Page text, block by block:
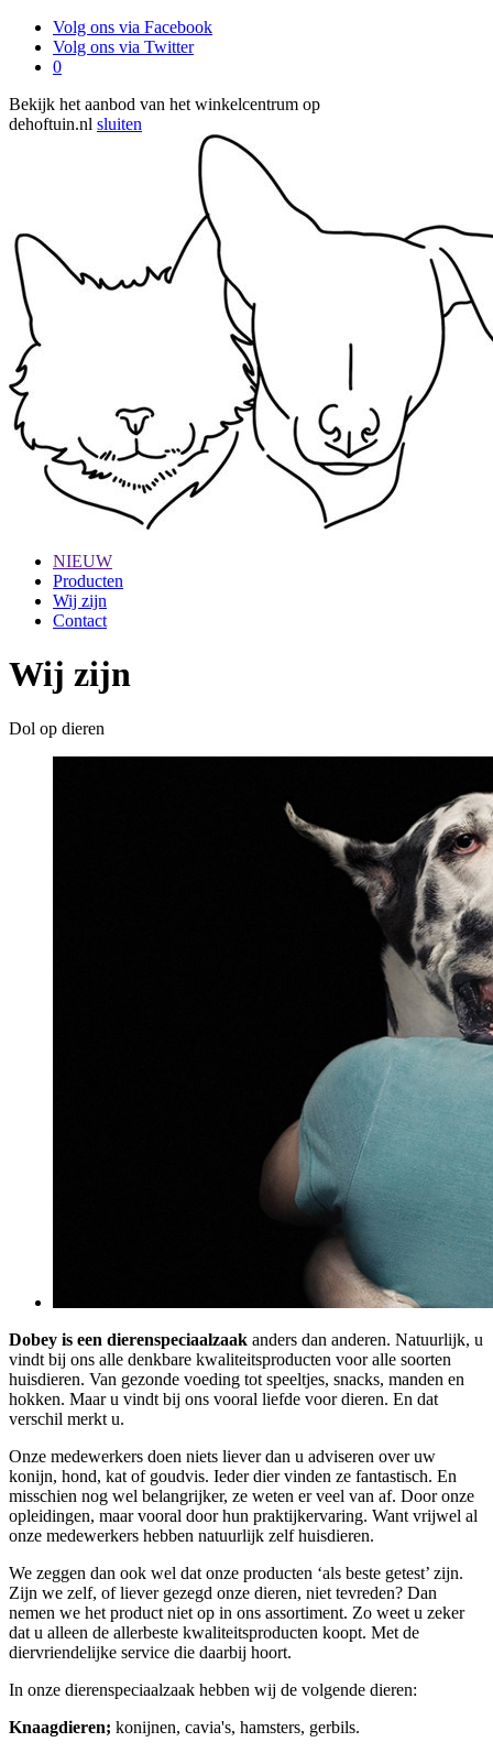
Volg ons via Facebook
Volg ons via Twitter
0
Bekijk het aanbod van het winkelcentrum op
dehoftuin.nl sluiten
NIEUW
Producten
Wij zijn
Contact
Wij zijn
Dol op dieren
Dobey is een dierenspeciaalzaak anders dan anderen. Natuurlijk, u
vindt bij ons alle denkbare kwaliteitsproducten voor alle soorten
huisdieren. Van gezonde voeding tot speeltjes, snacks, manden en
hokken. Maar u vindt bij ons vooral liefde voor dieren. En dat
verschil merkt u.
Onze medewerkers doen niets liever dan u adviseren over uw
konijn, hond, kat of goudvis. Ieder dier vinden ze fantastisch. En
misschien nog wel belangrijker, ze weten er veel van af. Door onze
opleidingen, maar vooral door hun praktijkervaring. Want vrijwel al
onze medewerkers hebben natuurlijk zelf huisdieren.
We zeggen dan ook wel dat onze producten ‘als beste getest’ zijn.
Zijn we zelf, of liever gezegd onze dieren, niet tevreden? Dan
nemen we het product niet op in ons assortiment. Zo weet u zeker
dat u alleen de allerbeste kwaliteitsproducten koopt. Met de
diervriendelijke service die daarbij hoort.
In onze dierenspeciaalzaak hebben wij de volgende dieren:
Knaagdieren; konijnen, cavia's, hamsters, gerbils.